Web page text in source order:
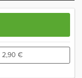
2,90 €